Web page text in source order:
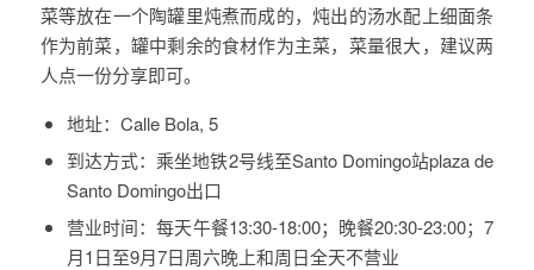
菜等放在一个陶罐里炖煮而成的，炖出的汤水配上细面条
作为前菜，罐中剩余的食材作为主菜，菜量很大，建议两
人点一份分享即可。
地址： Calle Bola, 5
到达方式： 乘坐地铁2号线至Santo Domingo站plaza de
Santo Domingo出口
营业时间：每天午餐13:30-18:00；晚餐20:30-23:00；7
月1日至9月7日周六晚上和周日全天不营业